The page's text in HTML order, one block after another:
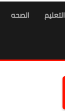
التعليم الصحه